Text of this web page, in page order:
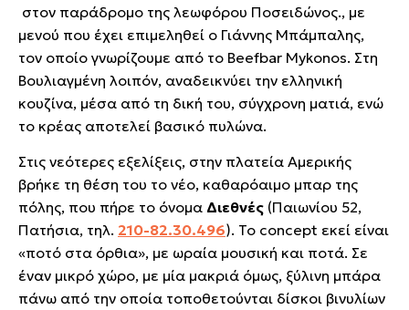
στον παράδρομο της λεωφόρου Ποσειδώνος., με
μενού που έχει επιμεληθεί ο Γιάννης Μπάμπαλης,
τον οποίο γνωρίζουμε από το Beefbar Mykonos. Στη
Βουλιαγμένη λοιπόν, αναδεικνύει την ελληνική
κουζίνα, μέσα από τη δική του, σύγχρονη ματιά, ενώ
το κρέας αποτελεί βασικό πυλώνα.
Στις νεότερες εξελίξεις, στην πλατεία Αμερικής
βρήκε τη θέση του το νέο, καθαρόαιμο μπαρ της
πόλης, που πήρε το όνομα Διεθνές (Παιωνίου 52,
Πατήσια, τηλ. 210-82.30.496). Το concept εκεί είναι
«ποτό στα όρθια», με ωραία μουσική και ποτά. Σε
έναν μικρό χώρο, με μία μακριά όμως, ξύλινη μπάρα
πάνω από την οποία τοποθετούνται δίσκοι βινυλίων